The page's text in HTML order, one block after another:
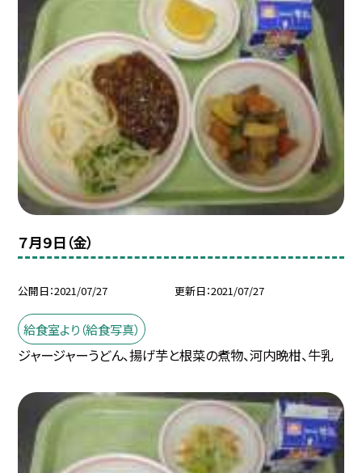
７月９日（金）
公開日 2021/07/27 更新日 2021/07/27
給食室より（給食写真）
ジャージャーうどん、揚げ芋と根菜の煮物、河内晩柑、牛乳